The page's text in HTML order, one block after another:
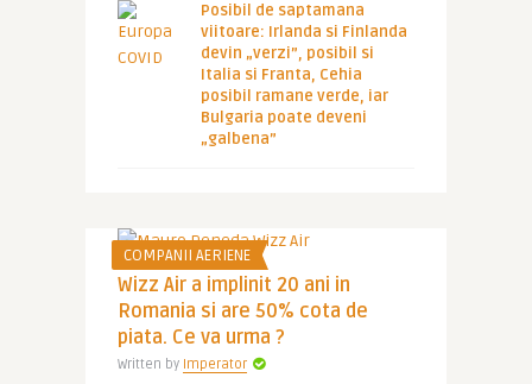
Posibil de saptamana
viitoare: Irlanda si Finlanda
devin „verzi”, posibil si
Italia si Franta, Cehia
posibil ramane verde, iar
Bulgaria poate deveni
„galbena”
COMPANII AERIENE
Wizz Air a implinit 20 ani in
Romania si are 50% cota de
piata. Ce va urma ?
Written by Imperator